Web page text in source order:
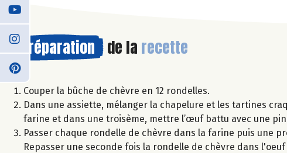
Préparation de la recette
Couper la bûche de chèvre en 12 rondelles.
Dans une assiette, mélanger la chapelure et les tartines
farine et dans une troisème, mettre l’œuf battu avec une
Passer chaque rondelle de chèvre dans la farine puis une
Repasser une seconde fois la rondelle de chèvre dans